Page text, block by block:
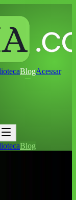
BlogAcessar
Blog